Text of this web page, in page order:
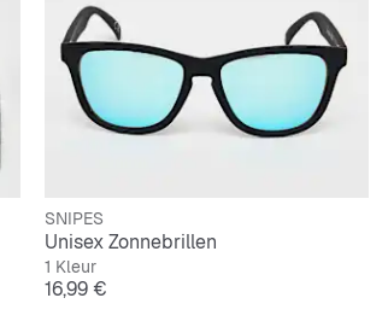
SNIPES
Unisex Zonnebrillen
1 Kleur
Prijs
16,99 €